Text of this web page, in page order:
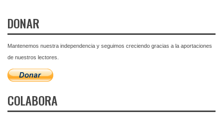
DONAR
Mantenemos nuestra independencia y seguimos creciendo gracias a la aportaciones
de nuestros lectores.
COLABORA